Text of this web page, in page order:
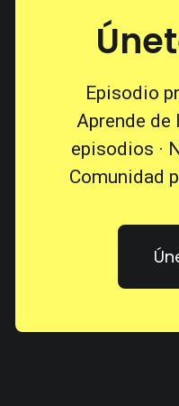
Episodio
Aprende de
episodios ·
Comunidad